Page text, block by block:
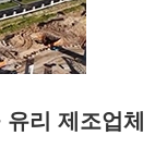
리 제조업체